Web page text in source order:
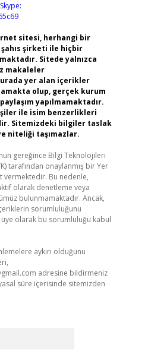
Skype:
sitesi, herhangi bir
şirketi ile hiçbir
Sitede yalnızca
makaleler
yer alan içerikler
olup, gerçek kurum
yapılmamaktadır.
ile isim benzerlikleri
Sitemizdeki bilgiler taslak
niteliği taşımazlar.
gereğince Bilgi Teknolojileri
tarafından onaylanmış bir Yer
vermektedir. Bu nedenle,
olarak denetleme veya
bulunmamaktadır. Ancak,
sorumluluğunu
olarak bu sorumluluğu kabul
aykırı olduğunu
adresine bildirmeniz
süre içerisinde sitemizden